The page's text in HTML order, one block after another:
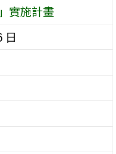
實施計畫
日